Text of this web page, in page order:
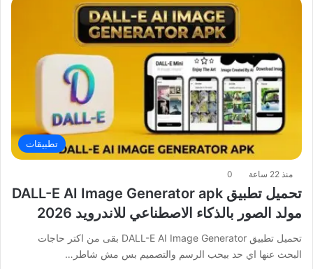
تطبيقات
منذ 22 ساعة 0
تحميل تطبيق DALL-E AI Image Generator apk
مولد الصور بالذكاء الاصطناعي للاندرويد 2026
تحميل تطبيق DALL-E AI Image Generator بقى من اكتر حاجات
البحث عنها اي حد بيحب الرسم والتصميم بس مش شاطر…